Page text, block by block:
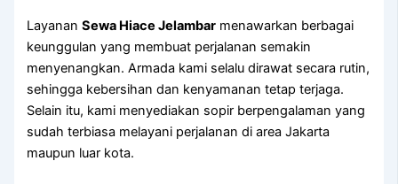
LayananSewa Hiace Jelambar menawarkan berbagai
keunggulan yang membuat perjalanan semakin
menyenangkan. Armada kami selalu dirawat secara rutin,
sehingga kebersihan dan kenyamanan tetap terjaga.
Selain itu, kami menyediakan sopir berpengalaman yang
sudah terbiasa melayani perjalanan di area Jakarta
maupun luar kota.